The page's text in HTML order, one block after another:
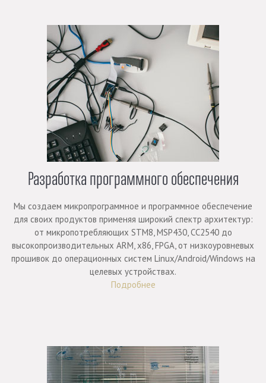
Разработка программного обеспечения
Мы создаем микропрограммное и программное обеспечение
для своих продуктов применяя широкий спектр архитектур:
от микропотребляющих STM8, MSP430, CC2540 до
высокопроизводительных ARM, x86, FPGA, от низкоуровневых
прошивок до операционных систем Linux/Android/Windows на
целевых устройствах.
Подробнее